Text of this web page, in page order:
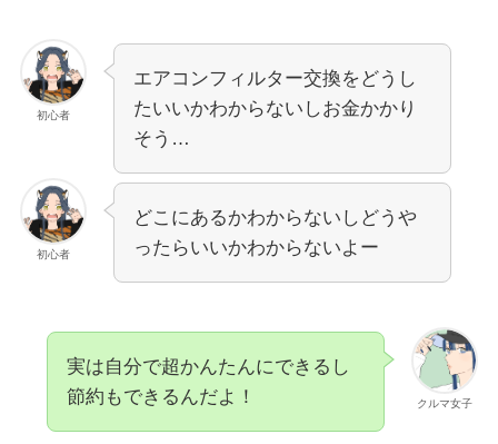
初心者
エアコンフィルター交換をどうし
たいいかわからないしお金かかり
そう…
初心者
どこにあるかわからないしどうや
ったらいいかわからないよー
クルマ女子
実は自分で超かんたんにできるし
節約もできるんだよ！